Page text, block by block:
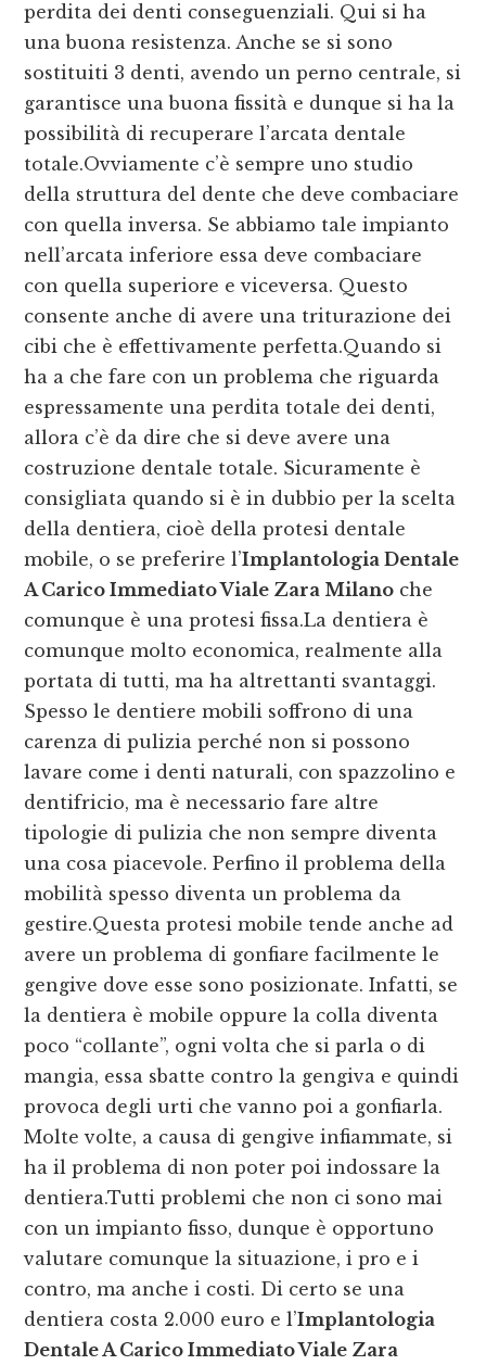
perdita dei denti conseguenziali. Qui si ha
una buona resistenza. Anche se si sono
sostituiti 3 denti, avendo un perno centrale, si
garantisce una buona fissità e dunque si ha la
possibilità di recuperare l’arcata dentale
totale.Ovviamente c’è sempre uno studio
della struttura del dente che deve combaciare
con quella inversa. Se abbiamo tale impianto
nell’arcata inferiore essa deve combaciare
con quella superiore e viceversa. Questo
consente anche di avere una triturazione dei
cibi che è effettivamente perfetta.Quando si
ha a che fare con un problema che riguarda
espressamente una perdita totale dei denti,
allora c’è da dire che si deve avere una
costruzione dentale totale. Sicuramente è
consigliata quando si è in dubbio per la scelta
della dentiera, cioè della protesi dentale
mobile, o se preferire l’Implantologia Dentale
A Carico Immediato Viale Zara Milano che
comunque è una protesi fissa.La dentiera è
comunque molto economica, realmente alla
portata di tutti, ma ha altrettanti svantaggi.
Spesso le dentiere mobili soffrono di una
carenza di pulizia perché non si possono
lavare come i denti naturali, con spazzolino e
dentifricio, ma è necessario fare altre
tipologie di pulizia che non sempre diventa
una cosa piacevole. Perfino il problema della
mobilità spesso diventa un problema da
gestire.Questa protesi mobile tende anche ad
avere un problema di gonfiare facilmente le
gengive dove esse sono posizionate. Infatti, se
la dentiera è mobile oppure la colla diventa
poco “collante”, ogni volta che si parla o di
mangia, essa sbatte contro la gengiva e quindi
provoca degli urti che vanno poi a gonfiarla.
Molte volte, a causa di gengive infiammate, si
ha il problema di non poter poi indossare la
dentiera.Tutti problemi che non ci sono mai
con un impianto fisso, dunque è opportuno
valutare comunque la situazione, i pro e i
contro, ma anche i costi. Di certo se una
dentiera costa 2.000 euro e l’Implantologia
Dentale A Carico Immediato Viale Zara